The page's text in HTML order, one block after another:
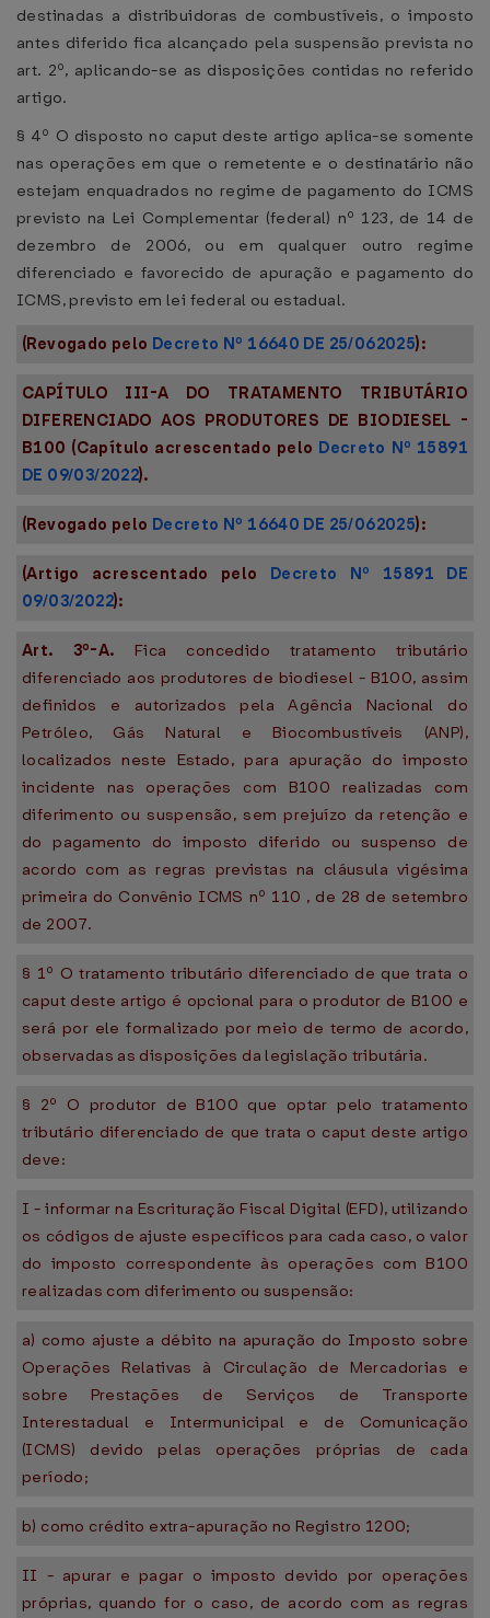
destinadas a distribuidoras de combustíveis, o imposto
antes diferido fica alcançado pela suspensão prevista no
art. 2º, aplicando-se as disposições contidas no referido
artigo.
§ 4º O disposto no caput deste artigo aplica-se somente
nas operações em que o remetente e o destinatário não
estejam enquadrados no regime de pagamento do ICMS
previsto na Lei Complementar (federal) nº 123, de 14 de
dezembro de 2006, ou em qualquer outro regime
diferenciado e favorecido de apuração e pagamento do
ICMS, previsto em lei federal ou estadual.
(Revogado pelo Decreto Nº 16640 DE 25/062025):
CAPÍTULO III-A DO TRATAMENTO TRIBUTÁRIO
DIFERENCIADO AOS PRODUTORES DE BIODIESEL -
B100 (Capítulo acrescentado pelo Decreto Nº 15891
DE 09/03/2022).
(Revogado pelo Decreto Nº 16640 DE 25/062025):
(Artigo acrescentado pelo Decreto Nº 15891 DE
09/03/2022):
Art. 3º-A. Fica concedido tratamento tributário
diferenciado aos produtores de biodiesel - B100, assim
definidos e autorizados pela Agência Nacional do
Petróleo, Gás Natural e Biocombustíveis (ANP),
localizados neste Estado, para apuração do imposto
incidente nas operações com B100 realizadas com
diferimento ou suspensão, sem prejuízo da retenção e
do pagamento do imposto diferido ou suspenso de
acordo com as regras previstas na cláusula vigésima
primeira do Convênio ICMS nº 110 , de 28 de setembro
de 2007.
§ 1º O tratamento tributário diferenciado de que trata o
caput deste artigo é opcional para o produtor de B100 e
será por ele formalizado por meio de termo de acordo,
observadas as disposições da legislação tributária.
§ 2º O produtor de B100 que optar pelo tratamento
tributário diferenciado de que trata o caput deste artigo
deve:
I - informar na Escrituração Fiscal Digital (EFD), utilizando
os códigos de ajuste específicos para cada caso, o valor
do imposto correspondente às operações com B100
realizadas com diferimento ou suspensão:
a) como ajuste a débito na apuração do Imposto sobre
Operações Relativas à Circulação de Mercadorias e
sobre Prestações de Serviços de Transporte
Interestadual e Intermunicipal e de Comunicação
(ICMS) devido pelas operações próprias de cada
período;
b) como crédito extra-apuração no Registro 1200;
II - apurar e pagar o imposto devido por operações
próprias, quando for o caso, de acordo com as regras